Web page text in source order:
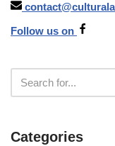
Follow us on
Categories